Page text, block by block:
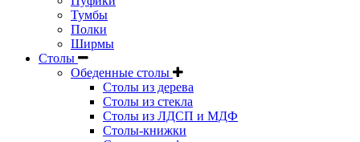
Тумбы
Полки
Ширмы
Столы
Обеденные столы
Столы из дерева
Столы из стекла
Столы из ЛДСП и МДФ
Столы-книжки